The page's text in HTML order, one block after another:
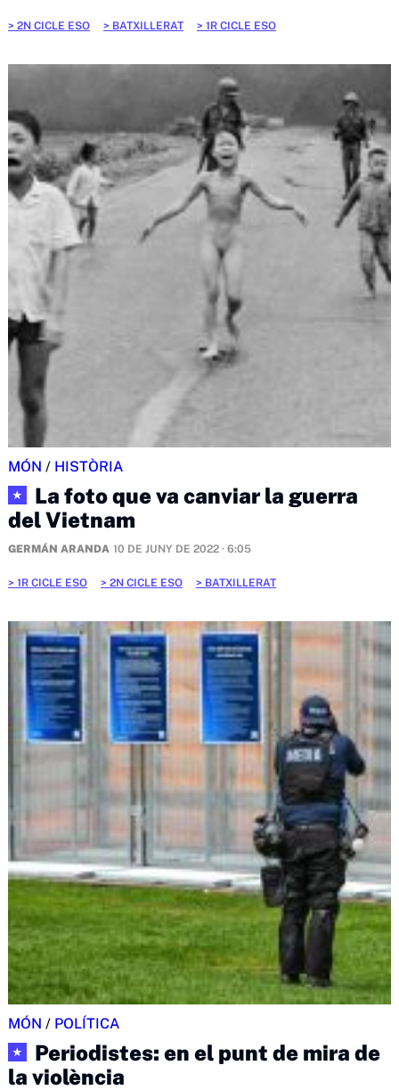
2N CICLE ESO BATXILLERAT 1R CICLE ESO
MÓN / HISTÒRIA
★
La foto que va canviar la guerra
del Vietnam
GERMÁN ARANDA 10 DE JUNY DE 2022 · 6:05
1R CICLE ESO 2N CICLE ESO BATXILLERAT
MÓN / POLÍTICA
★
Periodistes: en el punt de mira de
la violència